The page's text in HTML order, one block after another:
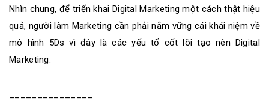
Nhìn chung, để triển khai Digital Marketing một cách thật hiệu
quả, người làm Marketing cần phải nắm vững cái khái niệm về
mô hình 5Ds vì đây là các yếu tố cốt lõi tạo nên Digital
Marketing.